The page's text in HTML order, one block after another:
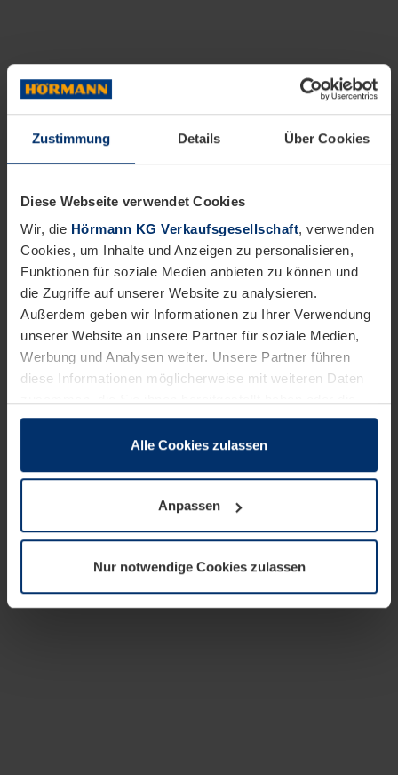
Zustimmung Details Über Cookies
Diese Webseite verwendet Cookies
Wir, die Hörmann KG Verkaufsgesellschaft, verwenden
Cookies, um Inhalte und Anzeigen zu personalisieren,
Funktionen für soziale Medien anbieten zu können und
die Zugriffe auf unserer Website zu analysieren.
Außerdem geben wir Informationen zu Ihrer Verwendung
unserer Website an unsere Partner für soziale Medien,
Werbung und Analysen weiter. Unsere Partner führen
diese Informationen möglicherweise mit weiteren Daten
sie im Rahmen Ihrer Nutzung der Dienste gesammelt
wenn diese für den Betrieb dieser Seite unbedingt
notwendig sind. Für alle anderen Cookie-Typen benötigen
wir Ihre Erlaubnis. Ihre Einwilligung können Sie jederzeit
Datenschutzerklärungunserer Website ändern oder
widerrufen.
Alle Cookies zulassen
Anpassen
Nur notwendige Cookies zulassen